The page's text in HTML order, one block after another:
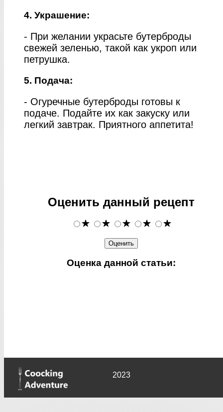
4. Украшение:
- При желании украсьте бутерброды
свежей зеленью, такой как укроп или
петрушка.
5. Подача:
- Огуречные бутерброды готовы к
подаче. Подайте их как закуску или
легкий завтрак. Приятного аппетита!
Оценить данный рецепт
Оценка данной статьи:
2023